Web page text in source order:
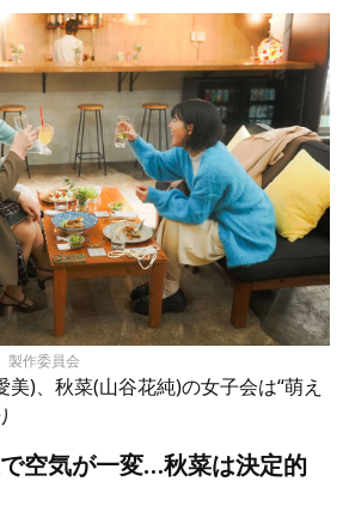
製作委員会
)、秋菜(山谷花純)の女子会は“萌え
空気が一変…秋菜は決定的